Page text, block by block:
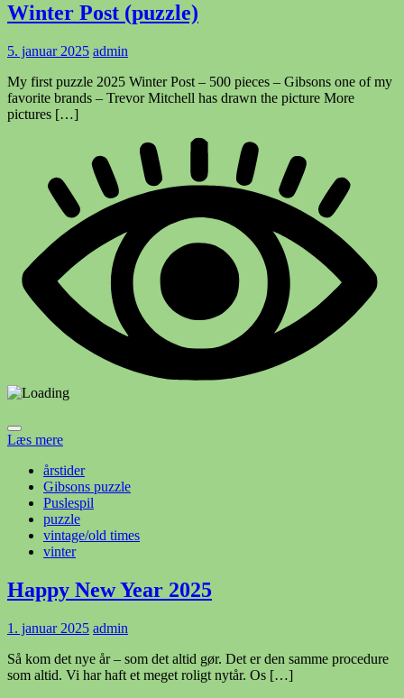
Winter Post (puzzle)
5. januar 2025 admin
My first puzzle 2025 Winter Post – 500 pieces – Gibsons one of my
favorite brands – Trevor Mitchell has drawn the picture More
pictures […]
Læs mere
årstider
Gibsons puzzle
Puslespil
puzzle
vintage/old times
vinter
Happy New Year 2025
1. januar 2025 admin
Så kom det nye år – som det altid gør. Det er den samme procedure
som altid. Vi har haft et meget roligt nytår. Os […]